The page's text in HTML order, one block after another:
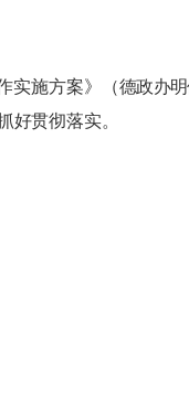
实施方案》（德政办
好贯彻落实。